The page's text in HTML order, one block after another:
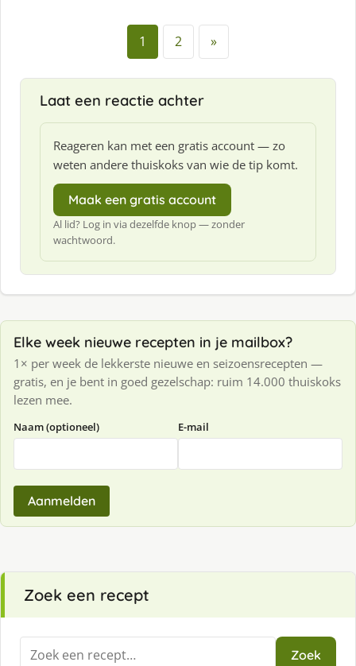
1 2 »
Laat een reactie achter
Reageren kan met een gratis account — zo
weten andere thuiskoks van wie de tip komt.
Maak een gratis account
Al lid? Log in via dezelfde knop — zonder
wachtwoord.
Elke week nieuwe recepten in je mailbox?
1× per week de lekkerste nieuwe en seizoensrecepten —
gratis, en je bent in goed gezelschap: ruim 14.000 thuiskoks
lezen mee.
Naam (optioneel) E-mail
Aanmelden
Zoek een recept
Zoeken
Zoek